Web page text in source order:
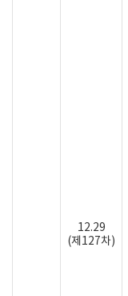
12.29
(제127차)